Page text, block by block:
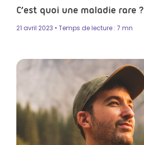
C’est quoi une maladie rare ?
21 avril 2023 • Temps de lecture : 7 mn